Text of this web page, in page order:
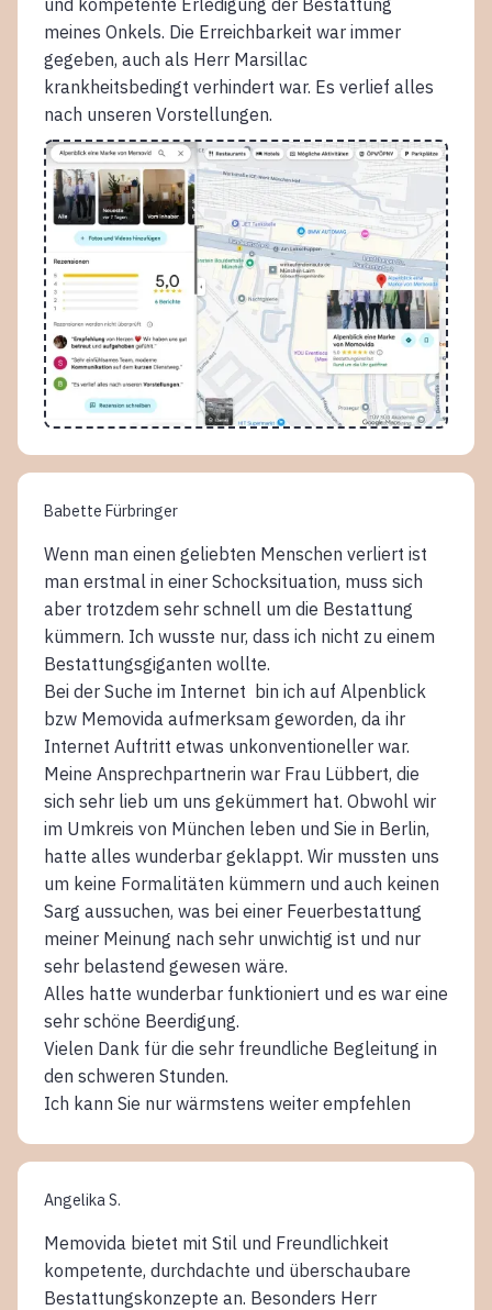
und kompetente Erledigung der Bestattung
meines Onkels. Die Erreichbarkeit war immer
gegeben, auch als Herr Marsillac
krankheitsbedingt verhindert war. Es verlief alles
nach unseren Vorstellungen.
Babette Fürbringer
Wenn man einen geliebten Menschen verliert ist
man erstmal in einer Schocksituation, muss sich
aber trotzdem sehr schnell um die Bestattung
kümmern. Ich wusste nur, dass ich nicht zu einem
Bestattungsgiganten wollte.
Bei der Suche im Internet bin ich auf Alpenblick
bzw Memovida aufmerksam geworden, da ihr
Internet Auftritt etwas unkonventioneller war.
Meine Ansprechpartnerin war Frau Lübbert, die
sich sehr lieb um uns gekümmert hat. Obwohl wir
im Umkreis von München leben und Sie in Berlin,
hatte alles wunderbar geklappt. Wir mussten uns
um keine Formalitäten kümmern und auch keinen
Sarg aussuchen, was bei einer Feuerbestattung
meiner Meinung nach sehr unwichtig ist und nur
sehr belastend gewesen wäre.
Alles hatte wunderbar funktioniert und es war eine
sehr schöne Beerdigung.
Vielen Dank für die sehr freundliche Begleitung in
den schweren Stunden.
Ich kann Sie nur wärmstens weiter empfehlen
Angelika S.
Memovida bietet mit Stil und Freundlichkeit
kompetente, durchdachte und überschaubare
Bestattungskonzepte an. Besonders Herr